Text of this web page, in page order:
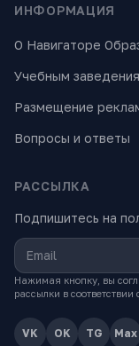
ИНФОРМАЦИЯ
О Навигаторе
Учебным
Размещение
Вопросы и ответы
РАССЫЛКА
Подпишитесь на
Нажимая кнопку, вы
рассылки в соответствии
VK OK TG Max